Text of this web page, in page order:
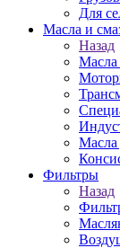
Для
Масла и
Назад
Масла
Фильтры
Назад